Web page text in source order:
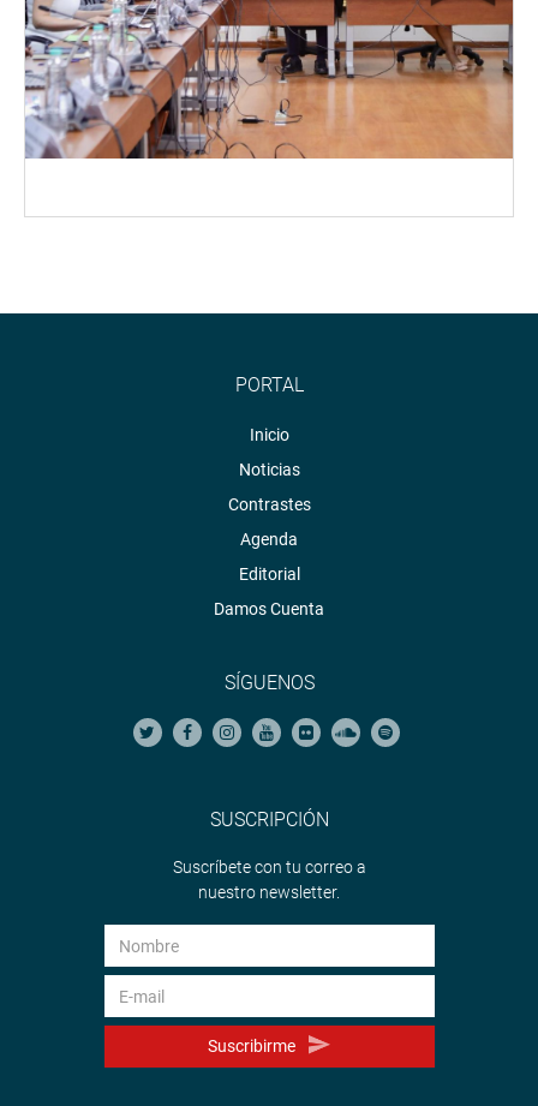
PORTAL
Inicio
Noticias
Contrastes
Agenda
Editorial
Damos Cuenta
SÍGUENOS
SUSCRIPCIÓN
Suscríbete con tu correo a
nuestro newsletter.
Suscribirme